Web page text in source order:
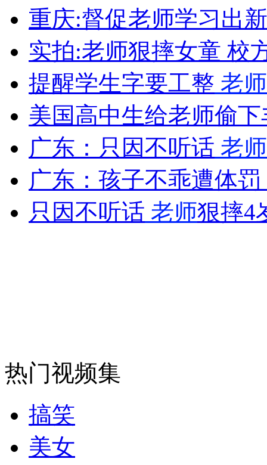
走！跟着总书记去植树
消防员救轻生者 花炮节热闹非凡 减压"枕头大战"
纽约上演“枕头大战”
重庆:督促老师学习出
实拍:老师狠摔女童 校
提醒学生字要工整 老师
美国高中生给老师偷
广东：只因不听话 老师
广东：孩子不乖遭体
只因不听话 老师狠摔4
热门视频集
搞笑
美女